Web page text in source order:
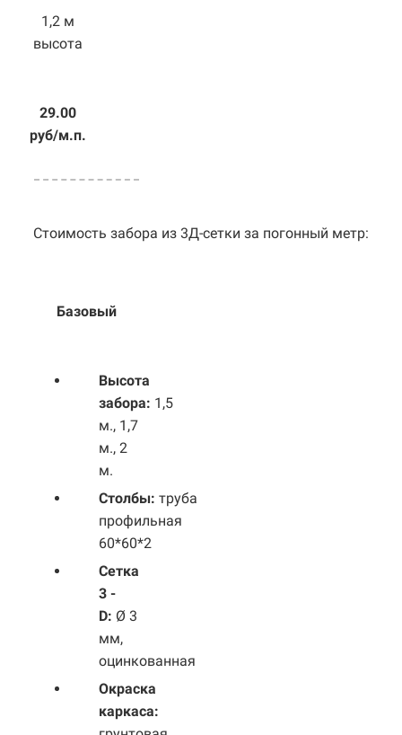
1,2 м
высота
29.00
руб/м.п.
Стоимость забора из 3Д-сетки за погонный метр:
Базовый
Высота
забора: 1,5
м., 1,7
м., 2
м.
Столбы: труба
профильная
60*60*2
Сетка
3 -
D: Ø 3
мм,
оцинкованная
Окраска
каркаса: